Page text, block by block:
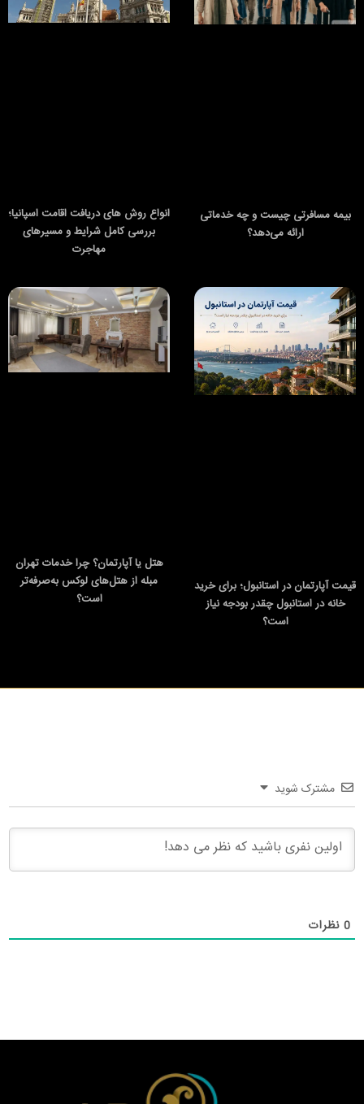
بیمه مسافرتی چیست و چه خدماتی
ارائه می‌دهد؟
انواع روش های دریافت اقامت اسپانیا؛
بررسی کامل شرایط و مسیرهای
مهاجرت
قیمت آپارتمان در استانبول؛ برای خرید
خانه در استانبول چقدر بودجه نیاز
است؟
هتل یا آپارتمان؟ چرا خدمات تهران
مبله از هتل‌های لوکس به‌صرفه‌تر
است؟
مشترک شوید
0 نظرات